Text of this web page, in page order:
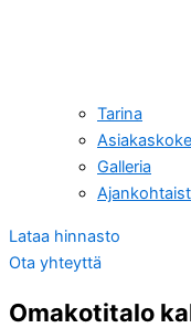
Tarina
Galleria
Lataa hinnasto
Ota yhteyttä
Omakotitalo